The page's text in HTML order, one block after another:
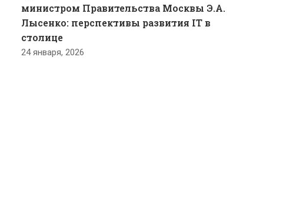
министром Правительства Москвы Э.А.
Лысенко: перспективы развития IT в
столице
24 января, 2026